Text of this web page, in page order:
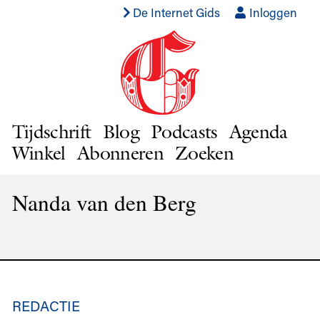
De Internet Gids Inloggen
Tijdschrift Blog Podcasts Agenda
Winkel Abonneren Zoeken
Nanda van den Berg
REDACTIE